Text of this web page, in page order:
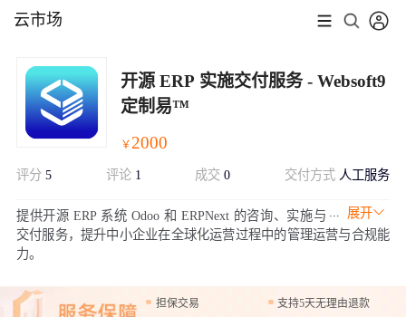
云市场
开源 ERP 实施交付服务 - Websoft9
定制易™
￥ 2000
评分 5 评论 1 成交0 交付方式 人工服务
展开
提供开源 ERP 系统 Odoo 和 ERPNext 的咨询、实施与
交付服务，提升中小企业在全球化运营过程中的管理运营与合规能
力。
担保交易
支持5天无理由退款